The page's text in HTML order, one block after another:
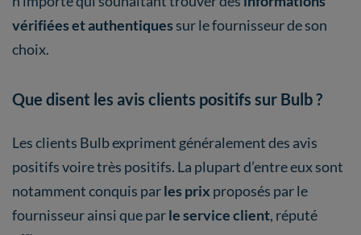
vérifiées et authentiques sur le fournisseur de son
choix.
Que disent les avis clients positifs sur Bulb ?
Les clients Bulb expriment généralement des avis
positifs voire très positifs. La plupart d’entre eux sont
notamment conquis parles prix proposés par le
fournisseur ainsi que parle service client, réputé